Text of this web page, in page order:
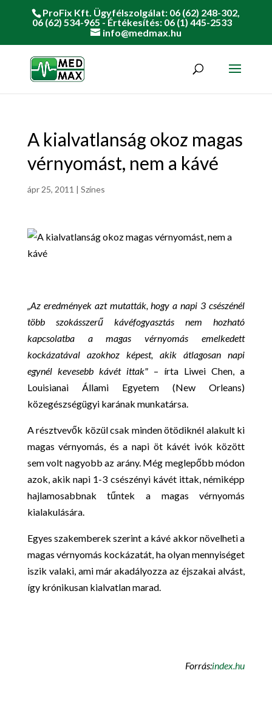
ProFix Kft. Ügyfélszolgálat: 06 (62) 248-302,
06 (62) 534-965 - Értékesítés: 06 (1) 445-2533
info@medmax.hu
A kialvatlanság okoz magas
vérnyomást, nem a kávé
ápr 25, 2011 | Színes
„Az eredmények azt mutatták, hogy a napi 3 csészénél
több szokásszerű kávéfogyasztás nem hozható
kapcsolatba a magas vérnyomás emelkedett
kockázatával azokhoz képest, akik átlagosan napi
egynél kevesebb kávét ittak"– írta Liwei Chen, a
Louisianai Állami Egyetem (New Orleans)
közegészségügyi karának munkatársa.
A résztvevők közül csak minden ötödiknél alakult ki
magas vérnyomás, és a napi öt kávét ivók között
sem volt nagyobb az arány. Még meglepőbb módon
azok, akik napi 1-3 csészényi kávét ittak, némiképp
hajlamosabbnak tűntek a magas vérnyomás
kialakulására.
Egyes szakemberek szerint a kávé akkor növelheti a
magas vérnyomás kockázatát, ha olyan mennyiséget
iszik valaki, ami már akadályozza az éjszakai alvást,
így krónikusan kialvatlan marad.
Forrás:index.hu